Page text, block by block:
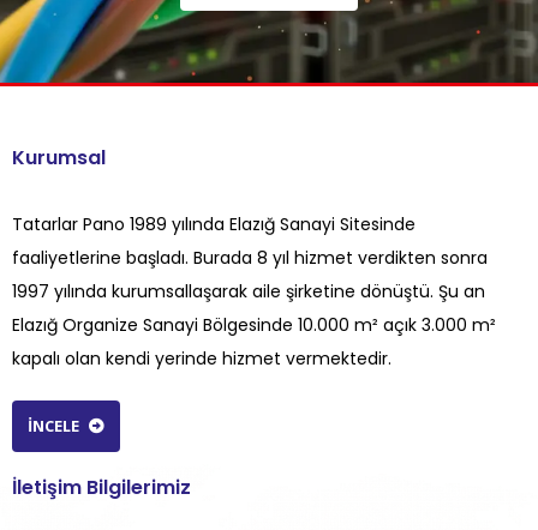
Kurumsal
Tatarlar Pano 1989 yılında Elazığ Sanayi Sitesinde
faaliyetlerine başladı. Burada 8 yıl hizmet verdikten sonra
1997 yılında kurumsallaşarak aile şirketine dönüştü. Şu an
Elazığ Organize Sanayi Bölgesinde 10.000 m² açık 3.000 m²
kapalı olan kendi yerinde hizmet vermektedir.
İNCELE
İletişim Bilgilerimiz